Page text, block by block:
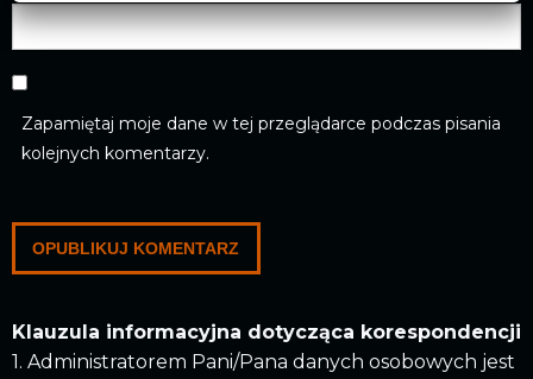
Zapamiętaj moje dane w tej przeglądarce podczas pisania
kolejnych komentarzy.
Klauzula informacyjna dotycząca korespondencji
1. Administratorem Pani/Pana danych osobowych jest